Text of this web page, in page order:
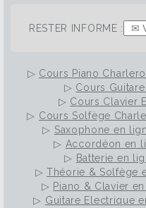
RESTER INFORME :
▷ Cours Piano
▷ Cours
▷ Cours Clavier
▷ Cours Solfège
▷ Saxophone en
▷ Accordéon en
▷ Batterie en
▷Théorie & Solfège
▷ Piano & Clavier
▷ Guitare Electrique